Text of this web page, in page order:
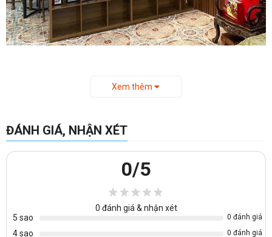
Mẫu màu gỗ công nghiệp melamine với nhiều loại màu sắc
- Kích thước kệ vách ngăn CNC gỗ MDF đẹp giá rẻ:
+ Cao: cm
Xem thêm
ĐÁNH GIÁ, NHẬN XÉT
0/5
0 đánh giá & nhận xét
5 sao
0 đánh giá
4 sao 0 đánh giá